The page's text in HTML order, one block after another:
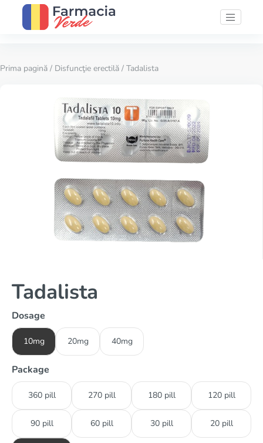
Prima pagină / Disfuncţie erectilă / Tadalista
Tadalista
Dosage
10mg 20mg 40mg
Package
360 pill 270 pill 180 pill 120 pill
90 pill 60 pill 30 pill 20 pill